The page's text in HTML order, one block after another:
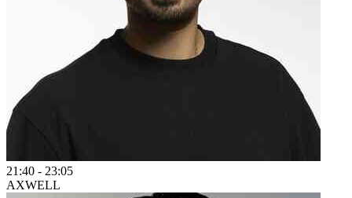
21:40 - 23:05
AXWELL